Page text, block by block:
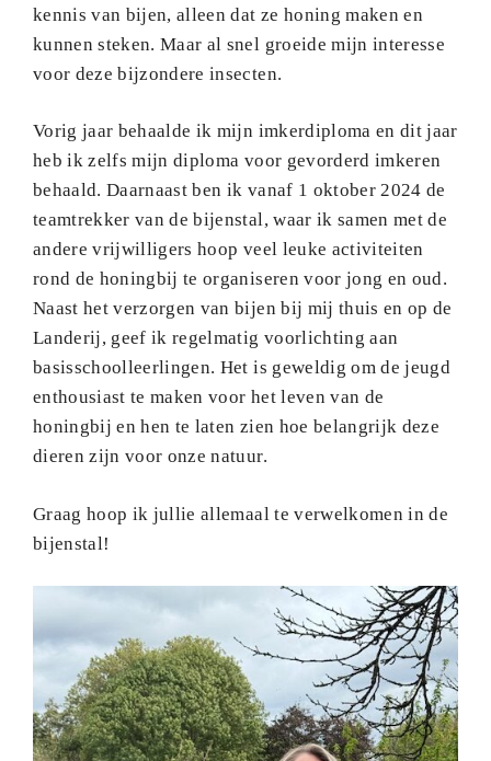
kennis van bijen, alleen dat ze honing maken en
kunnen steken. Maar al snel groeide mijn interesse
voor deze bijzondere insecten.
Vorig jaar behaalde ik mijn imkerdiploma en dit jaar
heb ik zelfs mijn diploma voor gevorderd imkeren
behaald. Daarnaast ben ik vanaf 1 oktober 2024 de
teamtrekker van de bijenstal, waar ik samen met de
andere vrijwilligers hoop veel leuke activiteiten
rond de honingbij te organiseren voor jong en oud.
Naast het verzorgen van bijen bij mij thuis en op de
Landerij, geef ik regelmatig voorlichting aan
basisschoolleerlingen. Het is geweldig om de jeugd
enthousiast te maken voor het leven van de
honingbij en hen te laten zien hoe belangrijk deze
dieren zijn voor onze natuur.
Graag hoop ik jullie allemaal te verwelkomen in de
bijenstal!